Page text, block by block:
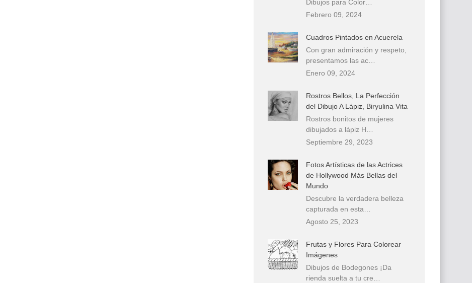
Dibujos para Color…
Febrero 09, 2024
Cuadros Pintados en Acuerela
Con gran admiración y respeto,
presentamos las ac…
Enero 09, 2024
Rostros Bellos, La Perfección
del Dibujo A Lápiz, Biryulina Vita
Rostros bonitos de mujeres
dibujados a lápiz H…
Septiembre 29, 2023
Fotos Artísticas de las Actrices
de Hollywood Más Bellas del
Mundo
Descubre la verdadera belleza
capturada en esta…
Agosto 25, 2023
Frutas y Flores Para Colorear
Imágenes
Dibujos de Bodegones ¡Da
rienda suelta a tu cre…